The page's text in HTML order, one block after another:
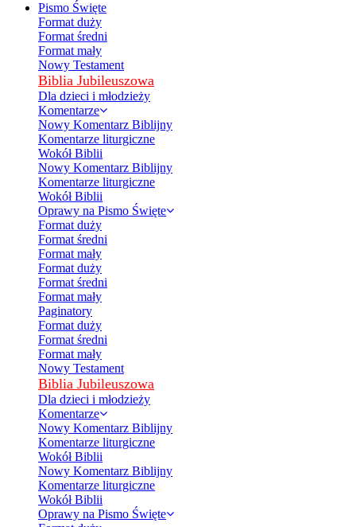
Pismo Święte
Format duży
Format średni
Format mały
Nowy Testament
Biblia Jubileuszowa
Dla dzieci i młodzieży
Komentarze
Nowy Komentarz Biblijny
Komentarze liturgiczne
Wokół Biblii
Nowy Komentarz Biblijny
Komentarze liturgiczne
Wokół Biblii
Oprawy na Pismo Święte
Format duży
Format średni
Format mały
Format duży
Format średni
Format mały
Paginatory
Format duży
Format średni
Format mały
Nowy Testament
Biblia Jubileuszowa
Dla dzieci i młodzieży
Komentarze
Nowy Komentarz Biblijny
Komentarze liturgiczne
Wokół Biblii
Nowy Komentarz Biblijny
Komentarze liturgiczne
Wokół Biblii
Oprawy na Pismo Święte